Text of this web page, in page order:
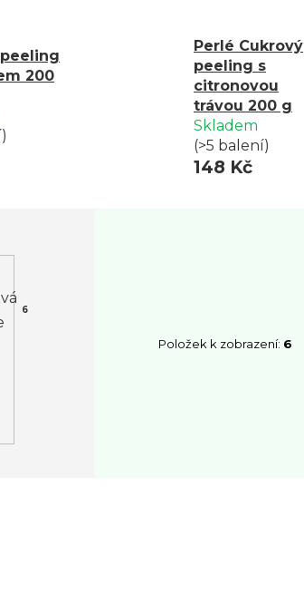
200
Perlé Cukrový
peeling s
citronovou
trávou 200 g
Skladem
(>5 balení)
148 Kč
6
Položek k zobrazení: 6